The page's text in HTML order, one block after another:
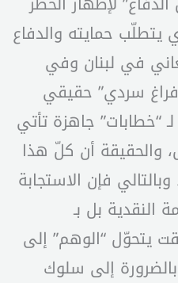
يتطلّب حمايته والدفاع
في لبنان وفي
سردي” حقيقي
“خطابات” جاهزة تأتي
والحقيقة أن كلّ هذا
فإن الاستجابة
النقدية بل بـ
يتحوّل “الوهم” إلى
بالضرورة إلى سلوك